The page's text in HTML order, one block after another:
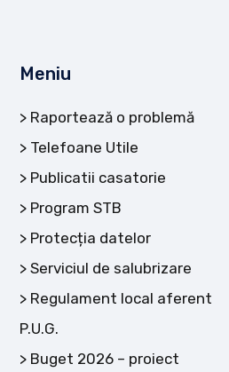
Meniu
Raportează o problemă
Telefoane Utile
Publicatii casatorie
Program STB
Protecția datelor
Serviciul de salubrizare
Regulament local aferent
P.U.G.
Buget 2026 – proiect